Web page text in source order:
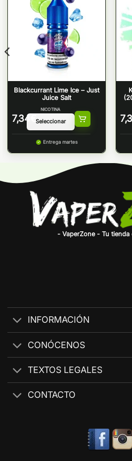
Blackcurrant Lime Ice – Just
Juice Salt
7,34 €
NICOTINA
Entrega martes
- VaperZone - Tu tienda
INFORMACIÓN
CONÓCENOS
TEXTOS LEGALES
CONTACTO